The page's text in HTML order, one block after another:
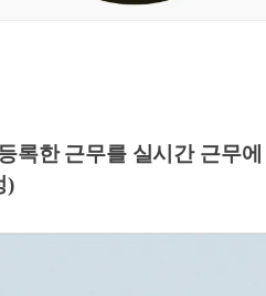
록한 근무를 실시간 근무에
)